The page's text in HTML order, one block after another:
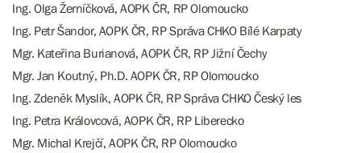
​​​​​​​Ing. Olga Žerníčková, AOPK ČR, RP Olomoucko
​​​​​​​Ing. Petr Šandor, AOPK ČR, RP Správa CHKO Bílé Karpaty
​​​​​​​Mgr. Kateřina Burianová, AOPK ČR, RP Jižní Čechy
​​​​​​​Mgr. Jan Koutný, Ph.D. AOPK ČR, RP Olomoucko
​​​​​​​Ing. Zdeněk Myslík, AOPK ČR, RP Správa CHKO Český les
Ing. Petra Královcová, AOPK ČR, RP Liberecko
Mgr. Michal Krejčí, AOPK ČR, RP Olomoucko